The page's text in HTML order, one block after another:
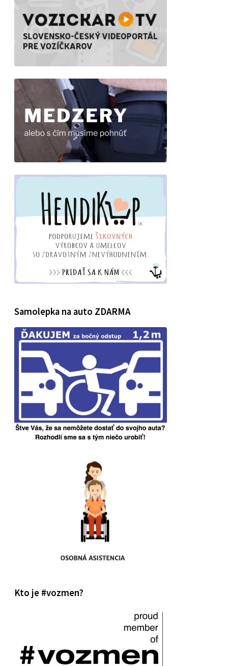
Samolepka na auto ZDARMA
Kto je #vozmen?